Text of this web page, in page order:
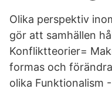
Olika perspektiv
gör att samhällen
Konfliktteorier=
formas och
olika Funktionalism